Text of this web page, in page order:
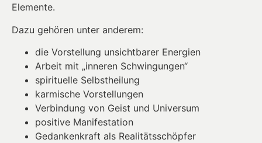
Elemente.
Dazu gehören unter anderem:
die Vorstellung unsichtbarer Energien
Arbeit mit „inneren Schwingungen“
spirituelle Selbstheilung
karmische Vorstellungen
Verbindung von Geist und Universum
positive Manifestation
Gedankenkraft als Realitätsschöpfer